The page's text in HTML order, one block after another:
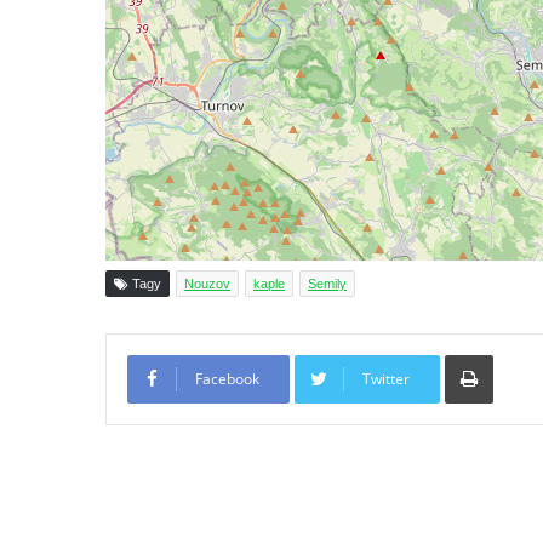
roušky pot z tváře
Křížová cesta Římov – XIX. kaple – Kristus
kříž nesoucí potkává Pannu Marii
Křížová cesta Římov – XVIII. kaple – Na
Ježíše vložen kříž
Křížová cesta Římov – XVII. kaple – Velký
Pilát
Křížová cesta Římov – XVI. kaple – U
Herodesa
Křížová cesta Římov – XV. kaple – Malý
Křížová cesta Římov – XIV. kaple – U
Kaifáše (U Děvečky)
Tagy Nouzov kaple Semily
Facebook Twitter